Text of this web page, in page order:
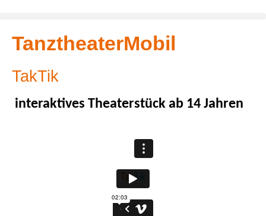
TanztheaterMobil
TakTik
interaktives Theaterstück ab 14 Jahren